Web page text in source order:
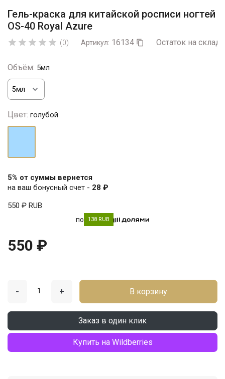
Гель-краска для китайской росписи ногтей
OS-40 Royal Azure
     (0) Артикул: 16134  Остаток на
Объём: 5мл
Цвет: голубой
5% от суммы вернется
на ваш бонусный счет - 28 ₽
550 ₽ RUB
по 138 RUB
550 ₽
- + В корзину
Заказ в один клик
Купить на Wildberries